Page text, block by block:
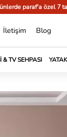
paraf'a özel 7
İletişim Blog
& TV SEHPASI